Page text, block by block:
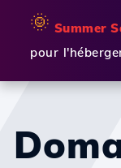
🌞 Summer
pour